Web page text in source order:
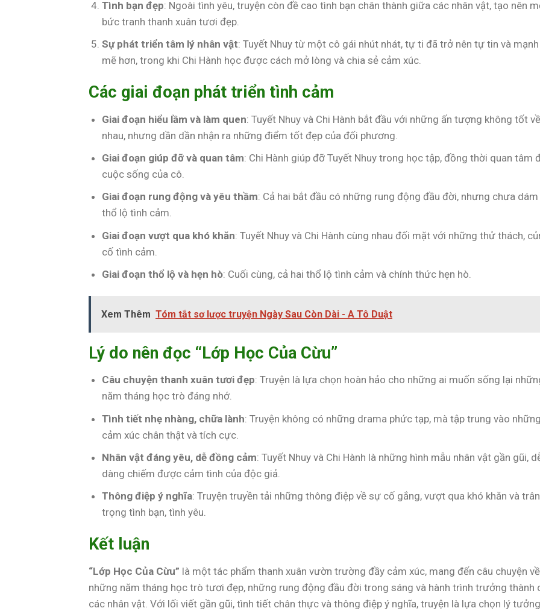
Tình bạn đẹp: Ngoài tình yêu, truyện còn đề cao tình bạn chân thành giữa các nhân vật, tạo nên
bức tranh thanh xuân tươi đẹp.
Sự phát triển tâm lý nhân vật: Tuyết Nhuy từ một cô gái nhút nhát, tự ti đã trở nên tự tin và mạnh
mẽ hơn, trong khi Chi Hành học được cách mở lòng và chia sẻ cảm xúc.
Các giai đoạn phát triển tình cảm
Giai đoạn hiểu lầm và làm quen: Tuyết Nhuy và Chi Hành bắt đầu với những ấn tượng không tốt về
nhau, nhưng dần dần nhận ra những điểm tốt đẹp của đối phương.
Giai đoạn giúp đỡ và quan tâm: Chi Hành giúp đỡ Tuyết Nhuy trong học tập, đồng thời quan tâm
cuộc sống của cô.
Giai đoạn rung động và yêu thầm: Cả hai bắt đầu có những rung động đầu đời, nhưng chưa dám
thổ lộ tình cảm.
Giai đoạn vượt qua khó khăn: Tuyết Nhuy và Chi Hành cùng nhau đối mặt với những thử thách,
cố tình cảm.
Giai đoạn thổ lộ và hẹn hò: Cuối cùng, cả hai thổ lộ tình cảm và chính thức hẹn hò.
Xem Thêm Tóm tắt sơ lược truyện Ngày Sau Còn Dài - A Tô Duật
Lý do nên đọc “Lớp Học Của Cừu”
Câu chuyện thanh xuân tươi đẹp: Truyện là lựa chọn hoàn hảo cho những ai muốn sống lại
năm tháng học trò đáng nhớ.
Tình tiết nhẹ nhàng, chữa lành: Truyện không có những drama phức tạp, mà tập trung vào những
cảm xúc chân thật và tích cực.
Nhân vật đáng yêu, dễ đồng cảm: Tuyết Nhuy và Chi Hành là những hình mẫu nhân vật gần gũi,
dàng chiếm được cảm tình của độc giả.
Thông điệp ý nghĩa: Truyện truyền tải những thông điệp về sự cố gắng, vượt qua khó khăn và trân
trọng tình bạn, tình yêu.
Kết luận
“Lớp Học Của Cừu” là một tác phẩm thanh xuân vườn trường đầy cảm xúc, mang đến câu chuyện về
những năm tháng học trò tươi đẹp, những rung động đầu đời trong sáng và hành trình trưởng thành
các nhân vật. Với lối viết gần gũi, tình tiết chân thực và thông điệp ý nghĩa, truyện là lựa chọn lý tưởng